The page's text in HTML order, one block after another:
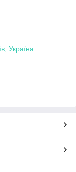
Україна